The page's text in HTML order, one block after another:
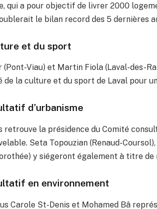
qui a pour objectif de livrer 2000
le bilan record des 5 dernières
et du sport
Viau) et Martin Fiola (Laval-des-
la culture et du sport de Laval pour
d’urbanisme
retrouve la présidence du Comité
Seta Topouzian (Renaud-
y siégeront également à titre
en environnement
Carole St-Denis et Mohamed Bâ